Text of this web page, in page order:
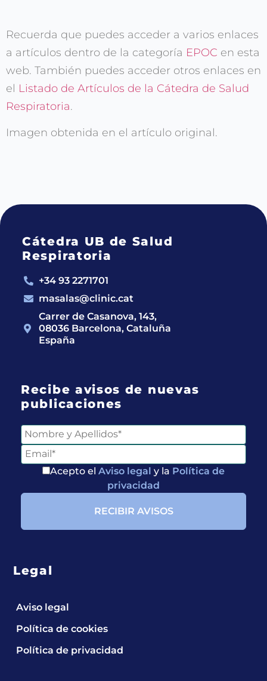
Recuerda que puedes acceder a varios enlaces
a artículos dentro de la categoría EPOC en esta
web. También puedes acceder otros enlaces en
el Listado de Artículos de la Cátedra de Salud
Respiratoria.
Imagen obtenida en el artículo original.
Cátedra UB de Salud
Respiratoria
+34 93 2271701
masalas@clinic.cat
Carrer de Casanova, 143,
08036 Barcelona, Cataluña
España
Recibe avisos de nuevas
publicaciones
Acepto el Aviso legal y la Política de
privacidad
Legal
Aviso legal
Política de cookies
Política de privacidad